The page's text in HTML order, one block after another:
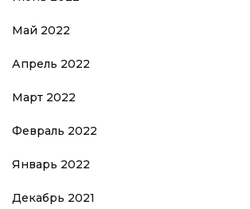
Май 2022
Апрель 2022
Март 2022
Февраль 2022
Январь 2022
Декабрь 2021